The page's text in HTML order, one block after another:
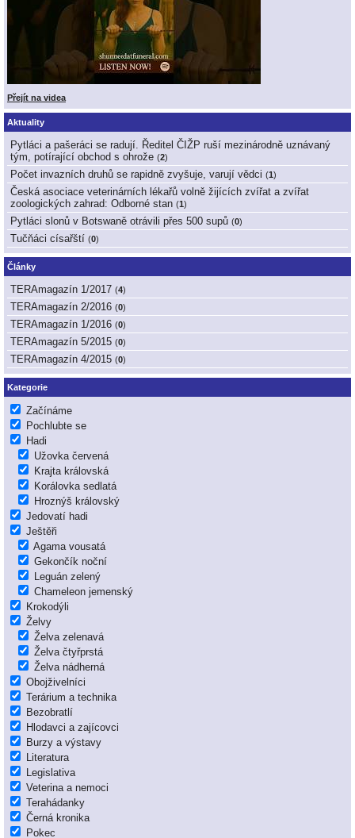
Přejít na videa
Aktuality
Pytláci a pašeráci se radují. Ředitel ČIŽP ruší mezinárodně uznávaný
tým, potírající obchod s ohrože (2)
Počet invazních druhů se rapidně zvyšuje, varují vědci (1)
Česká asociace veterinárních lékařů volně žijících zvířat a zvířat
zoologických zahrad: Odborné stan (1)
Pytláci slonů v Botswaně otrávili přes 500 supů (0)
Tučňáci císařští (0)
Články
TERAmagazín 1/2017 (4)
TERAmagazín 2/2016 (0)
TERAmagazín 1/2016 (0)
TERAmagazín 5/2015 (0)
TERAmagazín 4/2015 (0)
Kategorie
Začínáme
Pochlubte se
Hadi
Užovka červená
Krajta královská
Korálovka sedlatá
Hroznýš královský
Jedovatí hadi
Ještěři
Agama vousatá
Gekončík noční
Leguán zelený
Chameleon jemenský
Krokodýli
Želvy
Želva zelenavá
Želva čtyřprstá
Želva nádherná
Obojživelníci
Terárium a technika
Bezobratlí
Hlodavci a zajícovci
Burzy a výstavy
Literatura
Legislativa
Veterina a nemoci
Terahádanky
Černá kronika
Pokec